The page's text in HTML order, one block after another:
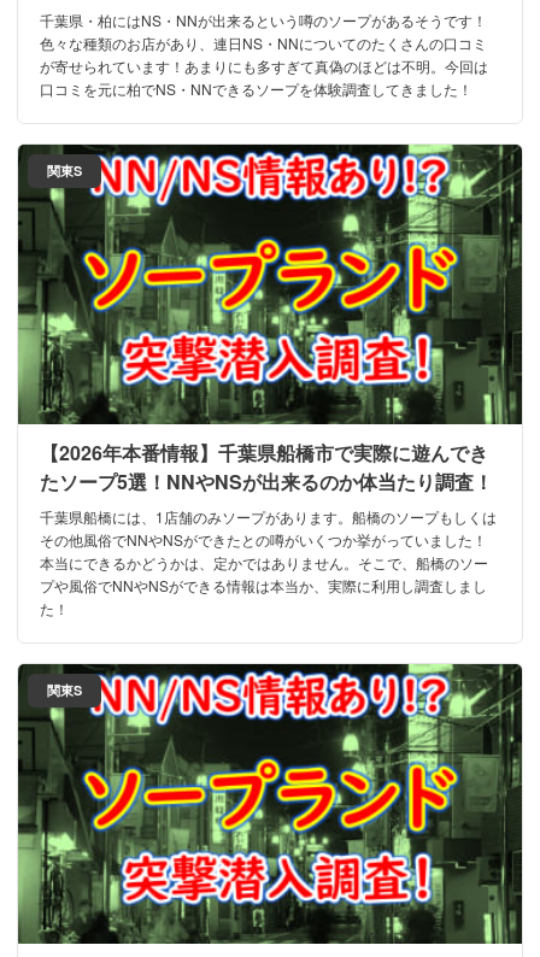
千葉県・柏にはNS・NNが出来るという噂のソープがあるそうです！
色々な種類のお店があり、連日NS・NNについてのたくさんの口コミ
が寄せられています！あまりにも多すぎて真偽のほどは不明。今回は
口コミを元に柏でNS・NNできるソープを体験調査してきました！
関東S
【2026年本番情報】千葉県船橋市で実際に遊んでき
たソープ5選！NNやNSが出来るのか体当たり調査！
千葉県船橋には、1店舗のみソープがあります。船橋のソープもしくは
その他風俗でNNやNSができたとの噂がいくつか挙がっていました！
本当にできるかどうかは、定かではありません。そこで、船橋のソー
プや風俗でNNやNSができる情報は本当か、実際に利用し調査しまし
た！
関東S